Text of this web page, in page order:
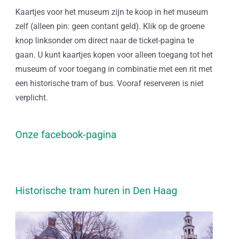
Kaartjes voor het museum zijn te koop in het museum
zelf (alleen pin: geen contant geld). Klik op de groene
knop linksonder om direct naar de ticket-pagina te
gaan. U kunt kaartjes kopen voor alleen toegang tot het
museum of voor toegang in combinatie met een rit met
een historische tram of bus. Vooraf reserveren is niet
verplicht.
Onze facebook-pagina
Historische tram huren in Den Haag